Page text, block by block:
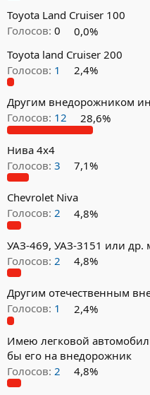
Toyota Land Cruiser 100
Голосов: 0
0,0%
Toyota land Cruiser 200
Голосов: 1 2,4%
Другим внедорожником
Голосов: 12 28,6%
Нива 4х4
Голосов: 3 7,1%
Chevrolet Niva
Голосов: 2 4,8%
УАЗ-469, УАЗ-3151 или
Голосов: 2 4,8%
Другим отечественным
Голосов: 1 2,4%
Имею легковой
бы его на внедорожник
Голосов: 2 4,8%